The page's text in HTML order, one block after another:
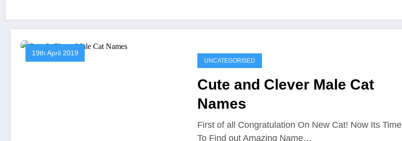
19th April 2019
UNCATEGORISED
Cute and Clever Male Cat
Names
First of all Congratulation On New Cat! Now Its Time
To Find out Amazing Name…